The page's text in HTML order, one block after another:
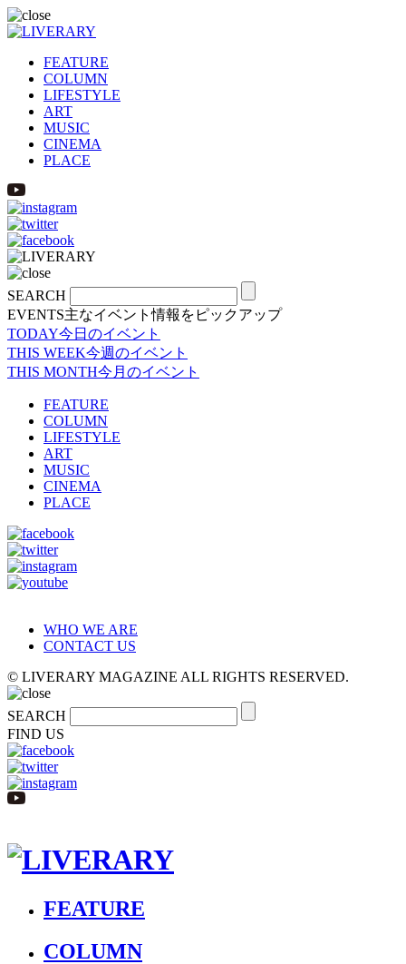
FEATURE
COLUMN
LIFESTYLE
ART
MUSIC
CINEMA
PLACE
SEARCH
EVENTS主なイベント情報をピックアップ
TODAY今日のイベント
THIS WEEK今週のイベント
THIS MONTH今月のイベント
FEATURE
COLUMN
LIFESTYLE
ART
MUSIC
CINEMA
PLACE
WHO WE ARE
CONTACT US
© LIVERARY MAGAZINE ALL RIGHTS RESERVED.
SEARCH
FIND US
FEATURE
COLUMN